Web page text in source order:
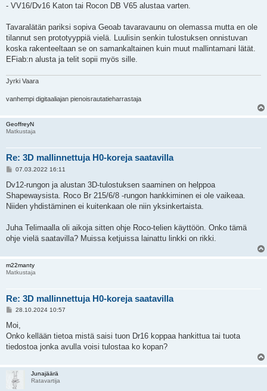
- VV16/Dv16 Katon tai Rocon DB V65 alustaa varten.
Tavaralätän pariksi sopiva Geoab tavaravaunu on olemassa mutta en ole
tilannut sen prototyyppiä vielä. Luulisin senkin tulostuksen onnistuvan
koska rakenteeltaan se on samankaltainen kuin muut mallintamani lätät.
EFiab:n alusta ja telit sopii myös sille.
Jyrki Vaara
vanhempi digitaaliajan pienoisrautatieharrastaja
GeoffreyN
Matkustaja
Re: 3D mallinnettuja H0-koreja saatavilla
V
e
t
i
07.03.2022 16:11
Dv12-rungon ja alustan 3D-tulostuksen saaminen on helppoa
Shapewaysista. Roco Br 215/6/8 -rungon hankkiminen ei ole vaikeaa.
Niiden yhdistäminen ei kuitenkaan ole niin yksinkertaista.
Juha Telimaalla oli aikoja sitten ohje Roco-telien käyttöön. Onko tämä
ohje vielä saatavilla? Muissa ketjuissa lainattu linkki on rikki.
m22manty
Matkustaja
Re: 3D mallinnettuja H0-koreja saatavilla
V
e
t
i
28.10.2024 10:57
Moi,
Onko kellään tietoa mistä saisi tuon Dr16 koppaa hankittua tai tuota
tiedostoa jonka avulla voisi tulostaa ko kopan?
Junajäärä
Ratavartija